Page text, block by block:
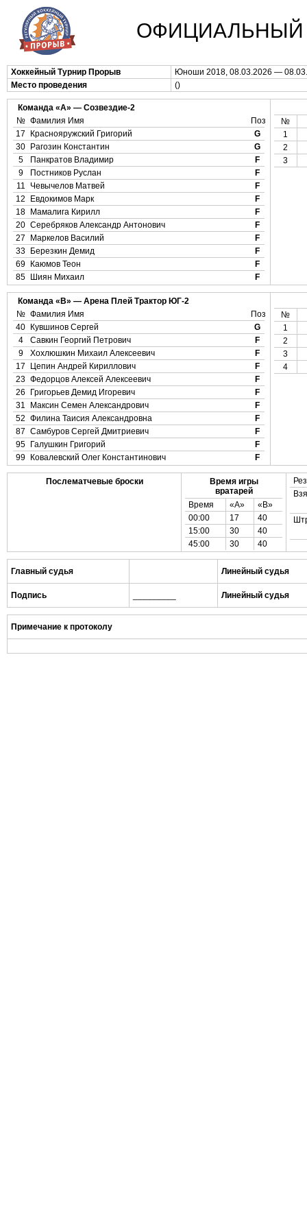
ОФИЦИАЛЬНЫЙ
Хоккейный Турнир Прорыв
Юноши 2018, 08.03.2026 —
Место проведения
()
Команда «А» — Созвездие-2
№ Фамилия Имя
Поз
17
Краснояружский Григорий
G
30
Рагозин Константин
G
5
Панкратов Владимир
F
9
Постников Руслан
F
11
Чевычелов Матвей
F
12
Евдокимов Марк
F
18
Мамалига Кирилл
F
20 Серебряков Александр Антонович
F
27
Маркелов Василий
F
33
Березкин Демид
F
69
Каюмов Теон
F
85
Шиян Михаил F
№
1
2
3
Команда «B» — Арена Плей Трактор ЮГ-2
№ Фамилия Имя
Поз
40
Кувшинов Сергей
G
4
Савкин Георгий Петрович
F
9
Хохлюшкин Михаил Алексеевич
F
17
Цепин Андрей Кириллович
F
23 Федорцов Алексей Алексеевич
F
26
Григорьев Демид Игоревич
F
31
Максин Семен Александрович
F
52 Филина Таисия Александровна
F
87 Самбуров Сергей Дмитриевич
F
95
Галушкин Григорий
F
99
Ковалевский Олег Константинович F
№
1
2
3
4
Послематчевые броски
Время игры
вратарей
Время
«А»
«B»
00:00
17
40
15:00
30
40
45:00
30 40
Главный судья Линейный судья
Подпись Линейный судья
Примечание к протоколу